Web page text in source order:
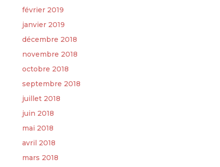
février 2019
janvier 2019
décembre 2018
novembre 2018
octobre 2018
septembre 2018
juillet 2018
juin 2018
mai 2018
avril 2018
mars 2018